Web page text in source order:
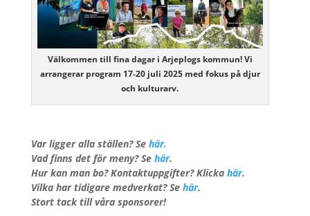
Välkommen till fina dagar i Arjeplogs kommun! Vi
arrangerar program 17-20 juli 2025 med fokus på djur
och kulturarv.
Var ligger alla ställen? Se här.
Vad finns det för meny? Se här.
Hur kan man bo? Kontaktuppgifter? Klicka här.
Vilka har tidigare medverkat? Se här.
Stort tack till våra sponsorer!